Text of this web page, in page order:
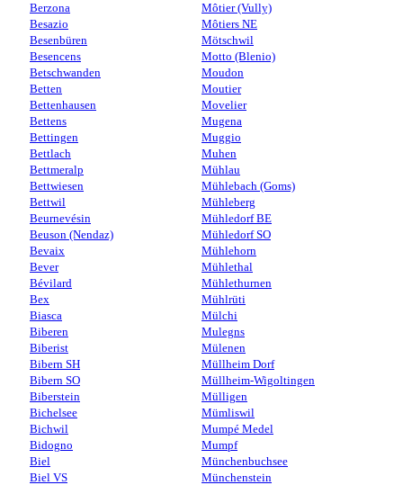
Berzona
Besazio
Besenbüren
Besencens
Betschwanden
Betten
Bettenhausen
Bettens
Bettingen
Bettlach
Bettmeralp
Bettwiesen
Bettwil
Beurnevésin
Beuson (Nendaz)
Bevaix
Bever
Bévilard
Bex
Biasca
Biberen
Biberist
Bibern SH
Bibern SO
Biberstein
Bichelsee
Bichwil
Bidogno
Biel
Biel VS
Môtier (Vully)
Môtiers NE
Mötschwil
Motto (Blenio)
Moudon
Moutier
Movelier
Mugena
Muggio
Muhen
Mühlau
Mühlebach (Goms)
Mühleberg
Mühledorf BE
Mühledorf SO
Mühlehorn
Mühlethal
Mühlethurnen
Mühlrüti
Mülchi
Mulegns
Mülenen
Müllheim Dorf
Müllheim-Wigoltingen
Mülligen
Mümliswil
Mumpé Medel
Mumpf
Münchenbuchsee
Münchenstein